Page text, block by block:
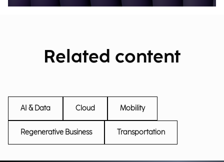
Related content
AI & Data Cloud Mobility
Regenerative Business Transportation